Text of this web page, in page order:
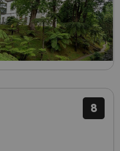
8